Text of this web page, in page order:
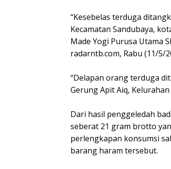
“Kesebelas terduga
Kecamatan Sandubaya,
Made Yogi Purusa Utama
radarntb.com, Rabu (11/5/
“Delapan orang terduga
Gerung Apit Aiq,
Dari hasil penggeledah
seberat 21 gram brotto
perlengkapan konsumsi
barang haram tersebut.